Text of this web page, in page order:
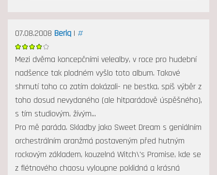
07.08.2008 Beriq| #
Mezi dvěma koncepčními velealby, v roce pro hudební
nadšence tak plodném vyšlo toto album. Takové
shrnutí toho co zatím dokázali- ne bestka, spíš výběr z
toho dosud nevydaného (ale hitparádově úspěšného),
s tím studiovým, žívým...
Pro mě paráda. Skladby jako Sweet Dream s geniálním
orchestrálním aranžmá postaveným před hutným
rockovým základem, kouzelná Witch\'s Promise, kde se
z flétnového chaosu vyloupne poklidná a krásná